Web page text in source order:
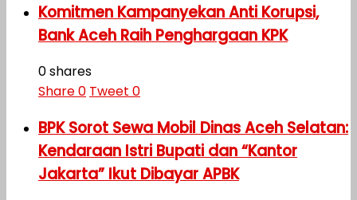
Komitmen Kampanyekan Anti Korupsi,
Bank Aceh Raih Penghargaan KPK
0 shares
Share0 Tweet 0
BPK Sorot Sewa Mobil Dinas Aceh Selatan:
Kendaraan Istri Bupati dan “Kantor
Jakarta” Ikut Dibayar APBK